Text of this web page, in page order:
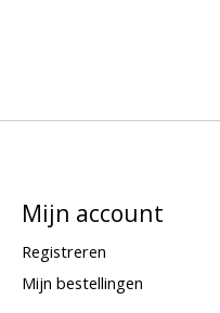
Mijn account
Registreren
Mijn bestellingen